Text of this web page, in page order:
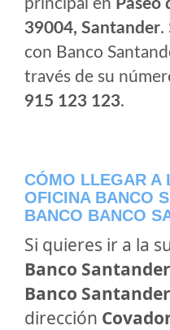
principal en Paseo
39004, Santander.
con Banco
través de su
915 123 123.
CÓMO LLEGAR A
OFICINA BANCO
BANCO BANCO
Si quieres ir a la
Banco
Banco Santander
dirección